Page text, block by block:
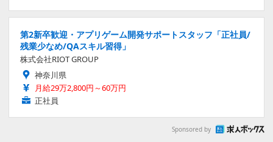
第2新卒歓迎・アプリゲーム開発サポートスタッフ「正社員/
残業少なめ/QAスキル習得」
株式会社RIOT GROUP
神奈川県
月給29万2,800円～60万円
正社員
Sponsored by